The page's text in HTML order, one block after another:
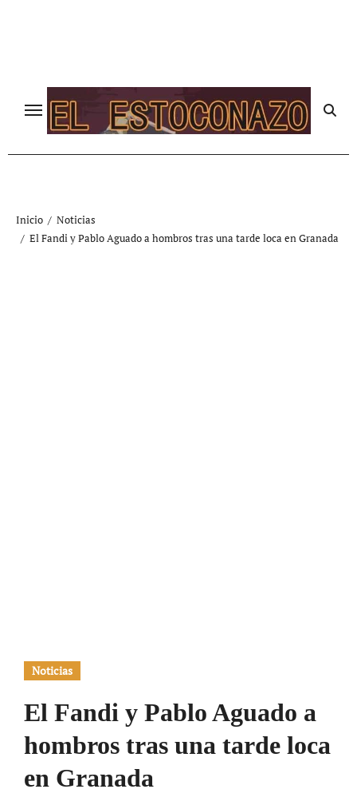
Inicio
Noticias
El Fandi y Pablo Aguado a hombros tras una tarde loca en Granada
Noticias
El Fandi y Pablo Aguado a
hombros tras una tarde loca
en Granada